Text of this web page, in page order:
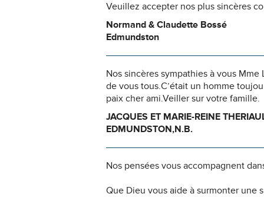
Veuillez accepter nos plus sincères
Normand & Claudette Bossé
Edmundston
Nos sincères sympathies à vous
de vous tous.C’était un homme
paix cher ami.Veiller sur votre famille.
JACQUES ET MARIE-REINE
EDMUNDSTON,N.B.
Nos pensées vous accompagnent
Que Dieu vous aide à surmonter une